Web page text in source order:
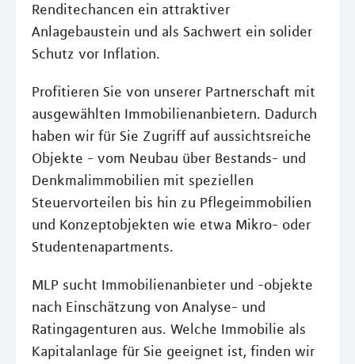
Renditechancen ein attraktiver
Anlagebaustein und als Sachwert ein solider
Schutz vor Inflation.
Profitieren Sie von unserer Partnerschaft mit
ausgewählten Immobilienanbietern. Dadurch
haben wir für Sie Zugriff auf aussichtsreiche
Objekte - vom Neubau über Bestands- und
Denkmalimmobilien mit speziellen
Steuervorteilen bis hin zu Pflegeimmobilien
und Konzeptobjekten wie etwa Mikro- oder
Studentenapartments.
MLP sucht Immobilienanbieter und -objekte
nach Einschätzung von Analyse- und
Ratingagenturen aus. Welche Immobilie als
Kapitalanlage für Sie geeignet ist, finden wir